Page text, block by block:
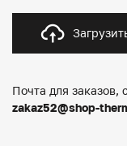
Почта для заказов,
zakaz52@shop-